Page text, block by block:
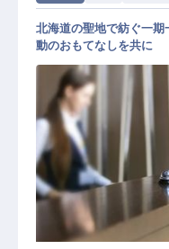
フロントデスク
主任）
北海道の聖地で紡ぐ一
動のおもてなしを共に